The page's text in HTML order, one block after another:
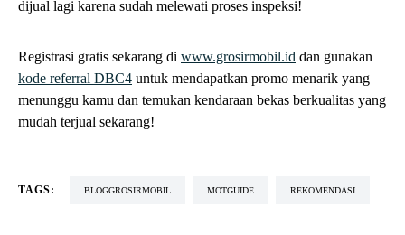
dijual lagi karena sudah melewati proses inspeksi!
Registrasi gratis sekarang di www.grosirmobil.id dan gunakan
kode referral DBC4 untuk mendapatkan promo menarik yang
menunggu kamu dan temukan kendaraan bekas berkualitas yang
mudah terjual sekarang!
TAGS: BLOGGROSIRMOBIL MOTGUIDE REKOMENDASI